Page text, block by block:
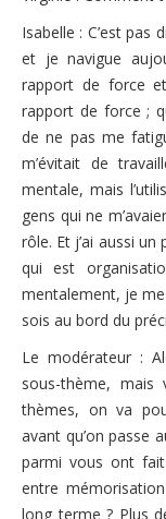
Isabelle : C’est pas
et je navigue
rapport de force
rapport de force ;
de ne pas me
m’évitait de
mentale, mais
gens qui ne
rôle. Et j’ai aussi
qui est
mentalement, je
sois au bord du
Le modérateur :
sous-thème, mais
thèmes, on va
avant qu’on passe
parmi vous ont
entre
long terme ? Plus